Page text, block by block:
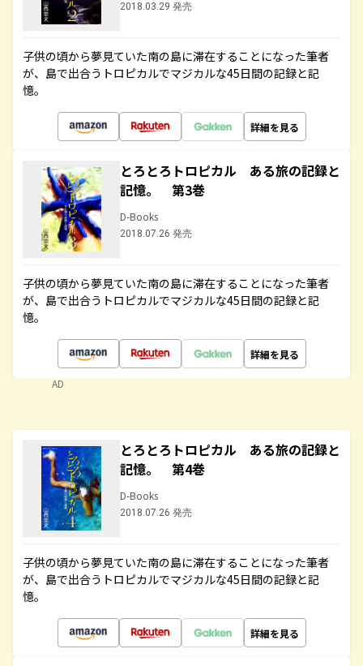
2018.03.29 発売
子供の頃から夢見ていた南の島に滞在することになった筆者
が、島で出合うトロピカルでマジカルな45日間の記録と記
憶。
詳細を見る
とろとろトロピカル ある旅の記録と
記憶。 第3巻
D-Books
2018.07.26 発売
子供の頃から夢見ていた南の島に滞在することになった筆者
が、島で出合うトロピカルでマジカルな45日間の記録と記
憶。
詳細を見る
AD
とろとろトロピカル ある旅の記録と
記憶。 第4巻
D-Books
2018.07.26 発売
子供の頃から夢見ていた南の島に滞在することになった筆者
が、島で出合うトロピカルでマジカルな45日間の記録と記
憶。
詳細を見る